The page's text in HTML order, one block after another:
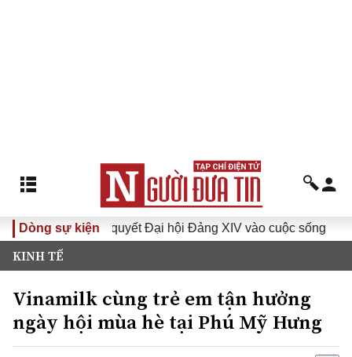
Dòng sự kiện
Nghị quyết Đại hội Đảng XIV vào cuộc sống Hướng
KINH TẾ
Vinamilk cùng trẻ em tận hưởng
ngày hội mùa hè tại Phú Mỹ Hưng